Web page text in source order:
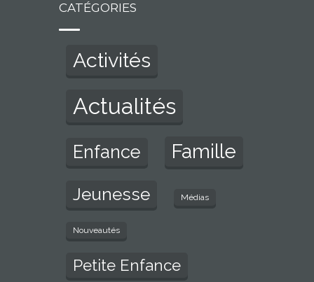
CATÉGORIES
Activités
Actualités
Enfance Famille
Jeunesse Médias
Nouveautés
Petite Enfance